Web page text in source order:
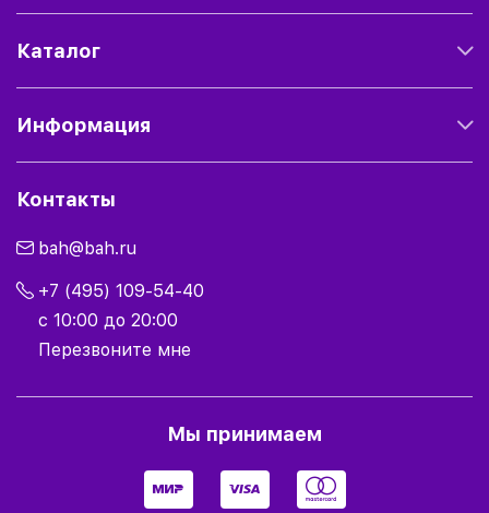
Каталог
Информация
Контакты
bah@bah.ru
+7 (495) 109-54-40
с 10:00 до 20:00
Перезвоните мне
Мы принимаем